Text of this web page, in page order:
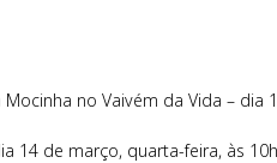
no Vaivém da Vida – dia
14 de março, quarta-feira, às 10h